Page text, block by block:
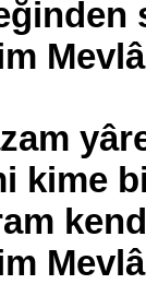
kime